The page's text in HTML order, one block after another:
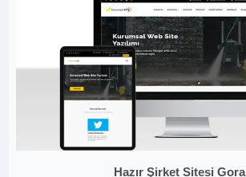
Hazır Şirket Sitesi Gora